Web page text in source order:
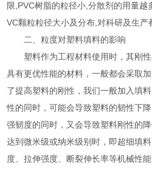
限,PVC树脂的粒径小,分散剂的用量
VC颗粒粒径大小及分布,对科研及生产
二、粒度对塑料填料的影响
塑料作为工程材料使用时，其刚
具有更优性能的材料，一般都会采取
了提高塑料的刚性，我们一般加入填
性的同时，可能会导致塑料的韧性下
强韧度的同时，又会导致塑料刚性的
达到微米级或纳米级别时，即超细填
度、拉伸强度、断裂伸长率等机械性能